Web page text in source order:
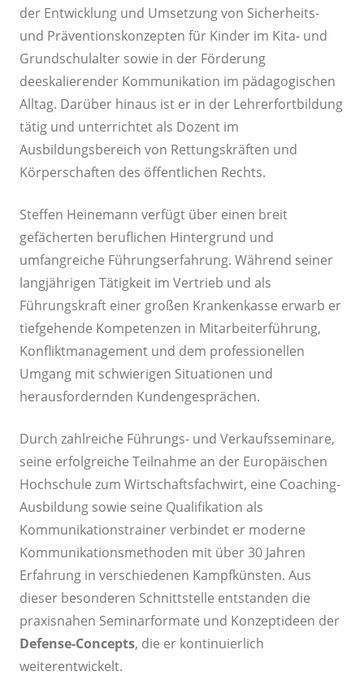
der Entwicklung und Umsetzung von Sicherheits-
und Präventionskonzepten für Kinder im Kita- und
Grundschulalter sowie in der Förderung
deeskalierender Kommunikation im pädagogischen
Alltag. Darüber hinaus ist er in der Lehrerfortbildung
tätig und unterrichtet als Dozent im
Ausbildungsbereich von Rettungskräften und
Körperschaften des öffentlichen Rechts.
Steffen Heinemann verfügt über einen breit
gefächerten beruflichen Hintergrund und
umfangreiche Führungserfahrung. Während seiner
langjährigen Tätigkeit im Vertrieb und als
Führungskraft einer großen Krankenkasse erwarb er
tiefgehende Kompetenzen in Mitarbeiterführung,
Konfliktmanagement und dem professionellen
Umgang mit schwierigen Situationen und
herausfordernden Kundengesprächen.
Durch zahlreiche Führungs- und Verkaufsseminare,
seine erfolgreiche Teilnahme an der Europäischen
Hochschule zum Wirtschaftsfachwirt, eine Coaching-
Ausbildung sowie seine Qualifikation als
Kommunikationstrainer verbindet er moderne
Kommunikationsmethoden mit über 30 Jahren
Erfahrung in verschiedenen Kampfkünsten. Aus
dieser besonderen Schnittstelle entstanden die
praxisnahen Seminarformate und Konzeptideen der
Defense-Concepts, die er kontinuierlich
weiterentwickelt.